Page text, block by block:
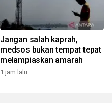
Jangan salah kaprah,
medsos bukan tempat tepat
melampiaskan amarah
1 jam lalu